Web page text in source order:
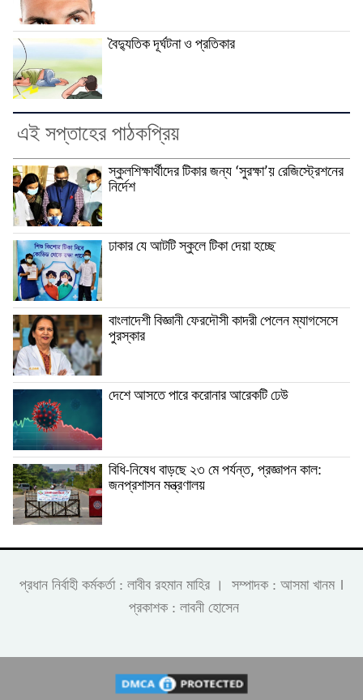
বৈদ্যুতিক দূর্ঘটনা ও প্রতিকার
এই সপ্তাহের পাঠকপ্রিয়
স্কুলশিক্ষার্থীদের টিকার জন্য ‘সুরক্ষা’য় রেজিস্ট্রেশনের
নির্দেশ
ঢাকার যে আটটি স্কুলে টিকা দেয়া হচ্ছে
বাংলাদেশী বিজ্ঞানী ফেরদৌসী কাদরী পেলেন ম্যাগসেসে
পুরস্কার
দেশে আসতে পারে করোনার আরেকটি ঢেউ
বিধি-নিষেধ বাড়ছে ২৩ মে পর্যন্ত, প্রজ্ঞাপন কাল:
জনপ্রশাসন মন্ত্রণালয়
প্রধান নির্বাহী কর্মকর্তা : লাবীব রহমান মাহির । সম্পাদক : আসমা খানম ।
প্রকাশক : লাবনী হোসেন